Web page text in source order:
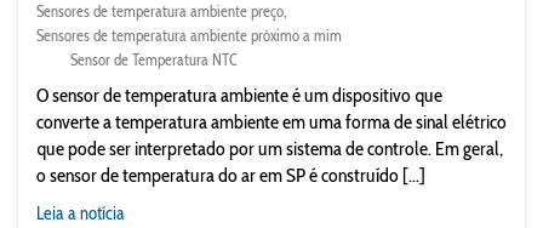
Sensores de temperatura ambiente preço
Sensores de temperatura ambiente próximo a mim
Sensor de Temperatura NTC
O sensor de temperatura ambiente é um dispositivo que
converte a temperatura ambiente em uma forma de sinal elétrico
que pode ser interpretado por um sistema de controle. Em geral,
o sensor de temperatura do ar em SP é construído [...]
Leia a notícia